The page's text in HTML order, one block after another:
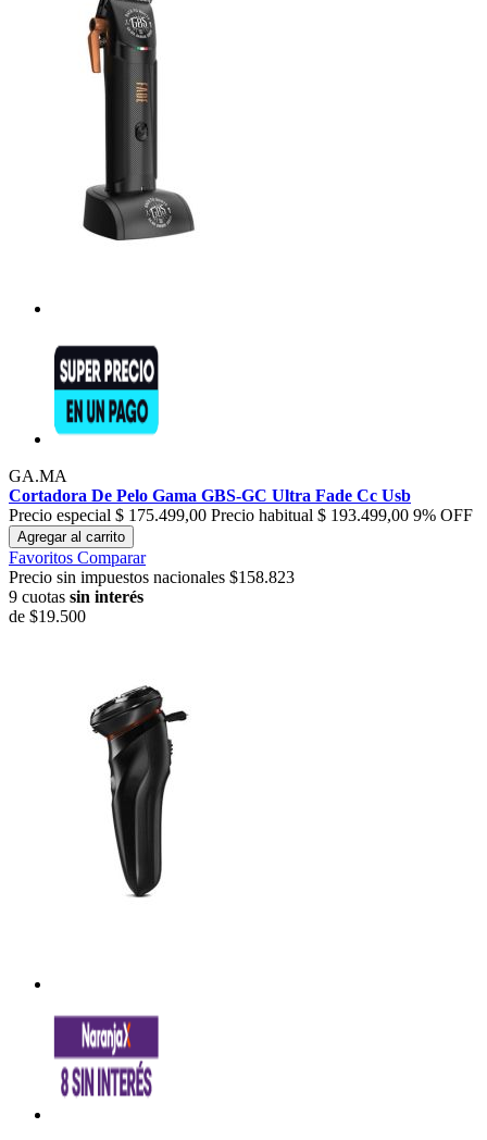
GA.MA
Cortadora De Pelo Gama GBS-GC Ultra Fade Cc Usb
Precio especial $ 175.499,00 Precio habitual $ 193.499,00 9% OFF
Agregar al carrito
Favoritos Comparar
Precio sin impuestos nacionales $158.823
9 cuotas sin interés
de $19.500